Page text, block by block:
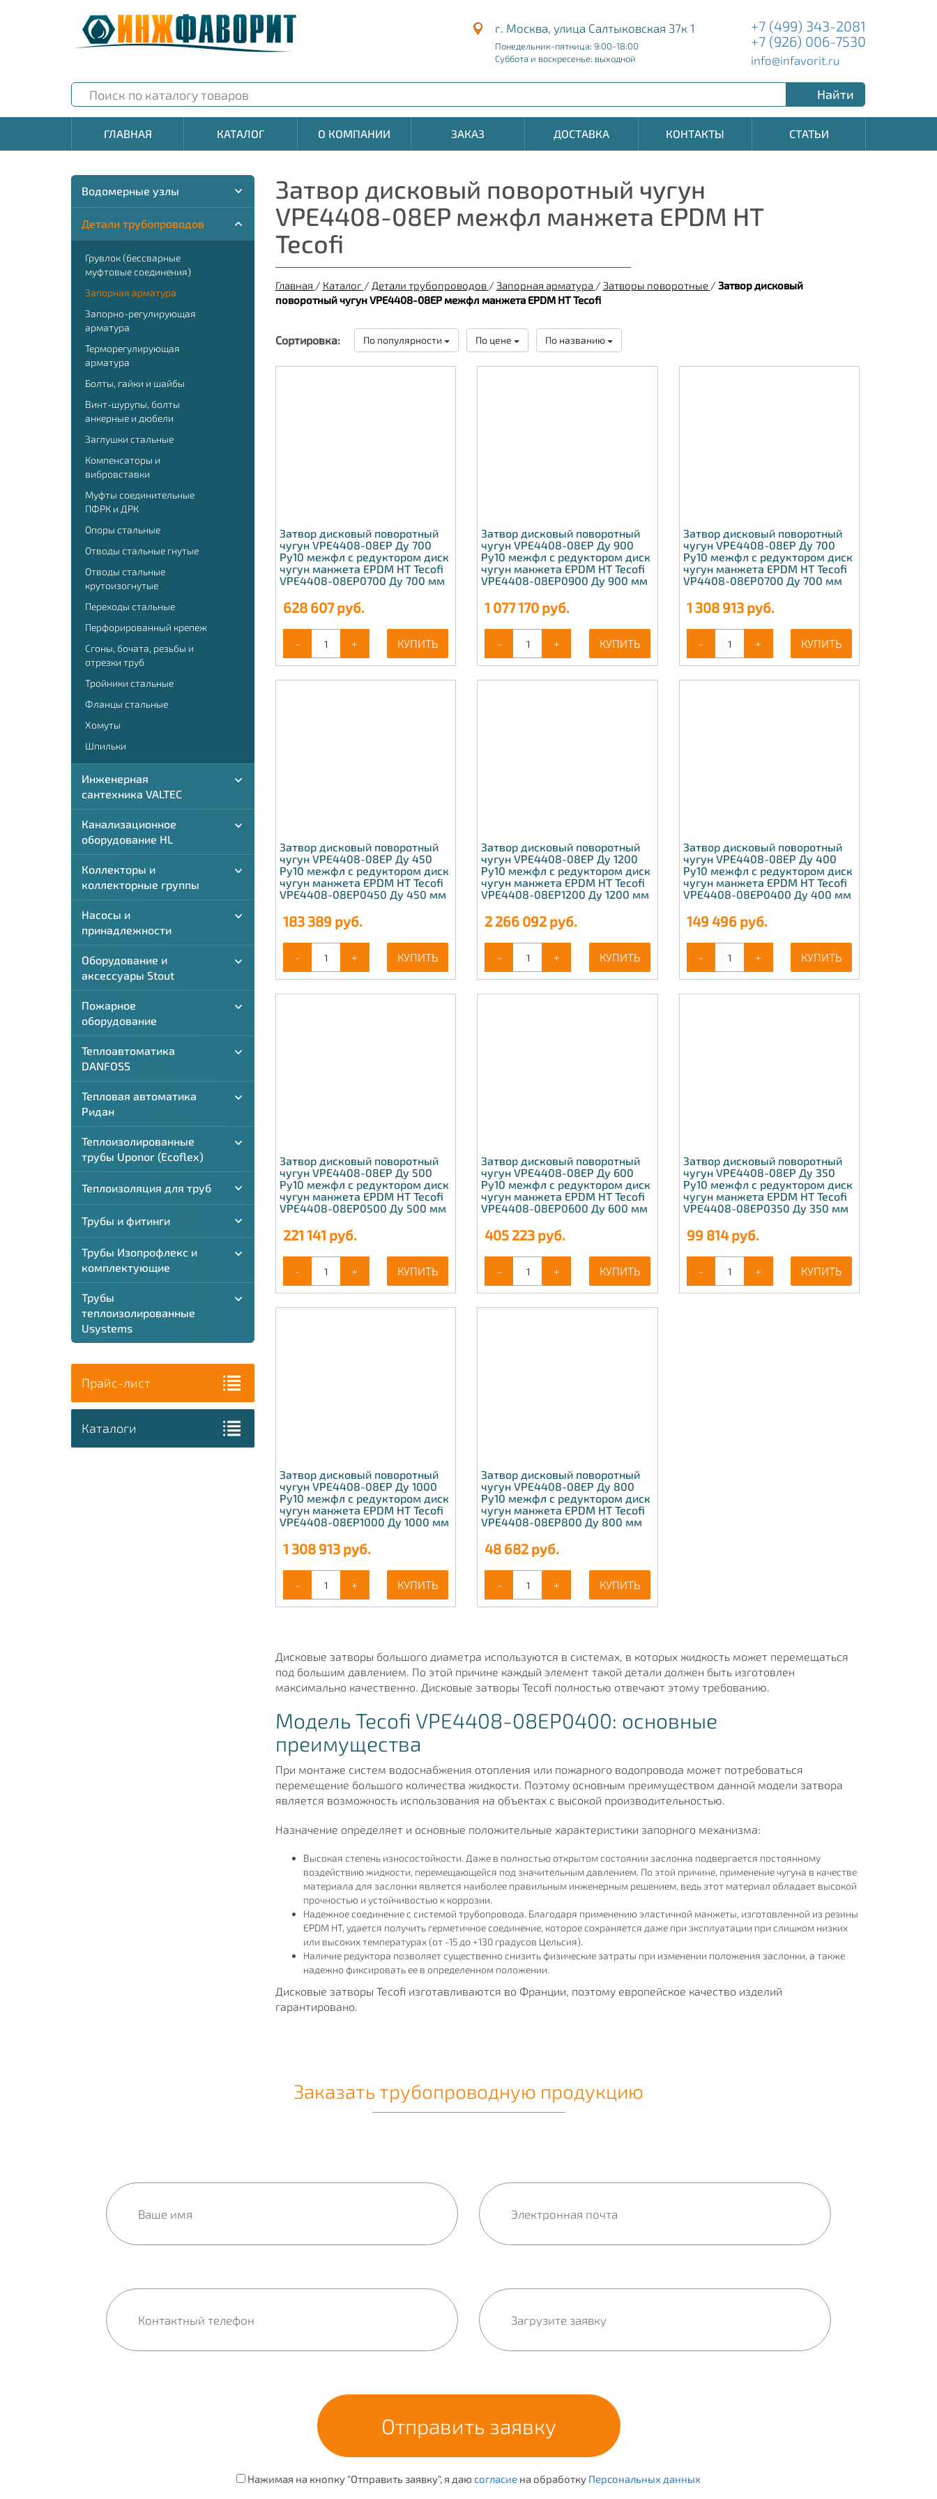
г. Москва, улица Салтыковская 37к 1
Понедельник-пятница: 9:00-18:00
Суббота и воскресенье: выходной
+7 (499) 343-2081
+7 (926) 006-7530
info@infavorit.ru
Найти
ГЛАВНАЯ КАТАЛОГ О КОМПАНИИ ЗАКАЗ ДОСТАВКА КОНТАКТЫ СТАТЬИ
Водомерные узлы
Детали трубопроводов
Грувлок (бессварные
муфтовые соединения)
Запорная арматура
Запорно-регулирующая
арматура
Терморегулирующая
арматура
Болты, гайки и шайбы
Винт-шурупы, болты
анкерные и дюбели
Заглушки стальные
Компенсаторы и
вибровставки
Муфты соединительные
ПФРК и ДРК
Опоры стальные
Отводы стальные гнутые
Отводы стальные
крутоизогнутые
Переходы стальные
Перфорированный крепеж
Сгоны, бочата, резьбы и
отрезки труб
Тройники стальные
Фланцы стальные
Хомуты
Шпильки
Инженерная
сантехника VALTEC
Канализационное
оборудование HL
Коллекторы и
коллекторные группы
Насосы и
принадлежности
Оборудование и
аксессуары Stout
Пожарное
оборудование
Теплоавтоматика
DANFOSS
Тепловая автоматика
Ридан
Теплоизолированные
трубы Uponor (Ecoflex)
Теплоизоляция для труб
Трубы и фитинги
Трубы Изопрофлекс и
комплектующие
Трубы
теплоизолированные
Usystems
Прайс-лист
Каталоги
Затвор дисковый поворотный чугун
VPE4408-08EP межфл манжета EPDM HT
Tecofi
Главная / Каталог / Детали трубопроводов / Запорная арматура / Затворы поворотные / Затвор дисковый
поворотный чугун VPE4408-08EP межфл манжета EPDM HT Tecofi
Сортировка: По популярности По цене По названию
Затвор дисковый поворотный
чугун VPE4408-08EP Ду 700
Ру10 межфл с редуктором диск
чугун манжета EPDM HT Tecofi
VPE4408-08EP0700 Ду 700 мм
628 607руб.
- + КУПИТЬ
Затвор дисковый поворотный
чугун VPE4408-08EP Ду 900
Ру10 межфл с редуктором диск
чугун манжета EPDM HT Tecofi
VPE4408-08EP0900 Ду 900 мм
1 077 170 руб.
- + КУПИТЬ
Затвор дисковый поворотный
чугун VPE4408-08EP Ду 700
Ру10 межфл с редуктором диск
чугун манжета EPDM HT Tecofi
VP4408-08EP0700 Ду 700 мм
1 308 913руб.
- + КУПИТЬ
Затвор дисковый поворотный
чугун VPE4408-08EP Ду 450
Ру10 межфл с редуктором диск
чугун манжета EPDM HT Tecofi
VPE4408-08EP0450 Ду 450 мм
183 389 руб.
- + КУПИТЬ
Затвор дисковый поворотный
чугун VPE4408-08EP Ду 1200
Ру10 межфл с редуктором диск
чугун манжета EPDM HT Tecofi
VPE4408-08EP1200 Ду 1200 мм
2 266 092 руб.
- + КУПИТЬ
Затвор дисковый поворотный
чугун VPE4408-08EP Ду 400
Ру10 межфл с редуктором диск
чугун манжета EPDM HT Tecofi
VPE4408-08EP0400 Ду 400 мм
149 496руб.
- + КУПИТЬ
Затвор дисковый поворотный
чугун VPE4408-08EP Ду 500
Ру10 межфл с редуктором диск
чугун манжета EPDM HT Tecofi
VPE4408-08EP0500 Ду 500 мм
221 141 руб.
- + КУПИТЬ
Затвор дисковый поворотный
чугун VPE4408-08EP Ду 600
Ру10 межфл с редуктором диск
чугун манжета EPDM HT Tecofi
VPE4408-08EP0600 Ду 600 мм
405 223 руб.
- + КУПИТЬ
Затвор дисковый поворотный
чугун VPE4408-08EP Ду 350
Ру10 межфл с редуктором диск
чугун манжета EPDM HT Tecofi
VPE4408-08EP0350 Ду 350 мм
99 814руб.
- + КУПИТЬ
Затвор дисковый поворотный
чугун VPE4408-08EP Ду 1000
Ру10 межфл с редуктором диск
чугун манжета EPDM HT Tecofi
VPE4408-08EP1000 Ду 1000 мм
1 308 913руб.
- + КУПИТЬ
Затвор дисковый поворотный
чугун VPE4408-08EP Ду 800
Ру10 межфл с редуктором диск
чугун манжета EPDM HT Tecofi
VPE4408-08EP800 Ду 800 мм
48 682 руб.
- + КУПИТЬ
Дисковые затворы большого диаметра используются в системах, в которых жидкость может перемещаться
под большим давлением. По этой причине каждый элемент такой детали должен быть изготовлен
максимально качественно. Дисковые затворы Tecofi полностью отвечают этому требованию.
Модель Tecofi VPE4408-08EP0400: основные
преимущества
При монтаже систем водоснабжения отопления или пожарного водопровода может потребоваться
перемещение большого количества жидкости. Поэтому основным преимуществом данной модели затвора
является возможность использования на объектах с высокой производительностью.
Назначение определяет и основные положительные характеристики запорного механизма:
Высокая степень износостойкости. Даже в полностью открытом состоянии заслонка подвергается постоянному
воздействию жидкости, перемещающейся под значительным давлением. По этой причине, применение чугуна в качестве
материала для заслонки является наиболее правильным инженерным решением, ведь этот материал обладает высокой
прочностью и устойчивостью к коррозии.
Надежное соединение с системой трубопровода. Благодаря применению эластичной манжеты, изготовленной из резины
EPDM HT, удается получить герметичное соединение, которое сохраняется даже при эксплуатации при слишком низких
или высоких температурах (от -15 до +130 градусов Цельсия).
Наличие редуктора позволяет существенно снизить физические затраты при изменении положения заслонки, а также
надежно фиксировать ее в определенном положении.
Дисковые затворы Tecofi изготавливаются во Франции, поэтому европейское качество изделий
гарантировано.
Заказать трубопроводную продукцию
Нажимая на кнопку "Отправить заявку", я даю согласие на обработку Персональных данных